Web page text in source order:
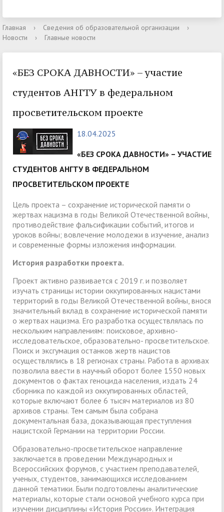
Главная › Сведения об образовательной организации
›
Новости
› Главные новости
«БЕЗ СРОКА ДАВНОСТИ» – участие
студентов АНГТУ в федеральном
просветительском проекте
18.04.2025
«БЕЗ СРОКА ДАВНОСТИ» – УЧАСТИЕ
СТУДЕНТОВ АНГТУ В ФЕДЕРАЛЬНОМ
ПРОСВЕТИТЕЛЬСКОМ ПРОЕКТЕ
Цель проекта – сохранение исторической памяти о
жертвах нацизма в годы Великой Отечественной войны,
противодействие фальсификации событий, итогов и
уроков войны; вовлечение молодежи в изучение, анализ
и современные формы изложения информации.
История разработки проекта.
Проект активно развивается с 2019 г. и позволяет
изучать страницы истории оккупированных нацистами
территорий в годы Великой Отечественной войны, внося
значительный вклад в сохранение исторической памяти
о жертвах нацизма. Его разработка осуществлялась по
нескольким направлениям: поисковое, архивно-
исследовательское, образовательно- просветительское.
Поиск и эксгумация останков жертв нацистов
осуществлялись в 18 регионах страны. Работа в архивах
позволила ввести в научный оборот более 1550 новых
документов о фактах геноцида населения, издать 24
сборника по каждой из оккупированных областей,
которые включают более 6 тысяч материалов из 80
архивов страны. Тем самым была собрана
документальная база, доказывающая преступления
нацистской Германии на территории России.
Образовательно-просветительское направление
заключается в проведении Международных и
Всероссийских форумов, с участием преподавателей,
ученых, студентов, занимающихся исследованием
данной тематики. Были подготовлены аналитические
материалы, которые стали основой учебного курса при
изучении дисциплины «История России». Интеграция